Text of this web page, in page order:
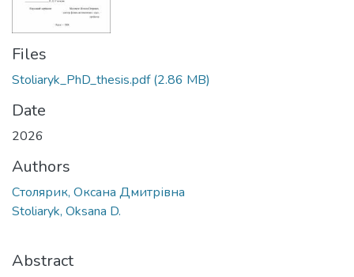
Files
Stoliaryk_PhD_thesis.pdf(2.86 MB)
Date
2026
Authors
Столярик, Оксана Дмитрівна
Stoliaryk, Oksana D.
Abstract